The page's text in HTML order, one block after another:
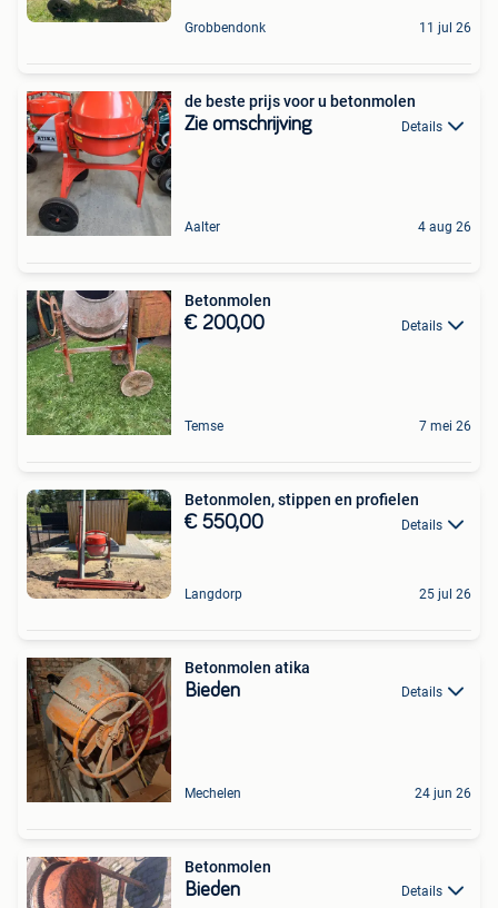
Grobbendonk 11 jul 26
de beste prijs voor u betonmolen
Zie omschrijving Details
Aalter 4 aug 26
Betonmolen
€ 200,00 Details
Temse 7 mei 26
Betonmolen, stippen en profielen
€ 550,00 Details
Langdorp 25 jul 26
Betonmolen atika
Bieden Details
Mechelen 24 jun 26
Betonmolen
Bieden Details